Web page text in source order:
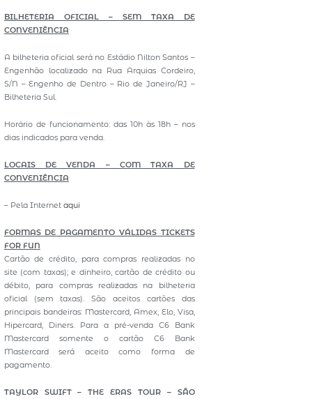
BILHETERIA OFICIAL – SEM TAXA DE
CONVENIÊNCIA
A bilheteria oficial será no Estádio Nilton Santos –
Engenhão localizado na Rua Arquias Cordeiro,
S/N – Engenho de Dentro – Rio de Janeiro/RJ –
Bilheteria Sul.
Horário de funcionamento: das 10h às 18h – nos
dias indicados para venda.
LOCAIS DE VENDA – COM TAXA DE
CONVENIÊNCIA
– Pela Internet aqui
FORMAS DE PAGAMENTO VÁLIDAS TICKETS
FOR FUN
Cartão de crédito, para compras realizadas no
site (com taxas); e dinheiro, cartão de crédito ou
débito, para compras realizadas na bilheteria
oficial (sem taxas). São aceitos cartões das
principais bandeiras: Mastercard, Amex, Elo, Visa,
Hipercard, Diners. Para a pré-venda C6 Bank
Mastercard somente o cartão C6 Bank
Mastercard será aceito como forma de
pagamento.
TAYLOR SWIFT – THE ERAS TOUR – SÃO